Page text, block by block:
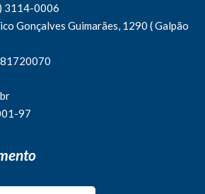
3114-0006
Gonçalves Guimarães, 1290 ( Galpão
97